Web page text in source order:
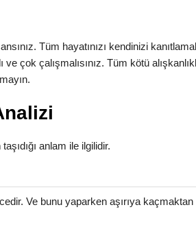
Tüm hayatınızı kendinizi
ve çok çalışmalısınız. Tüm kötü
anlam ile ilgilidir.
Ve bunu yaparken aşırıya